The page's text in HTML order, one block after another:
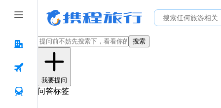
搜索
我要提问
问答标签